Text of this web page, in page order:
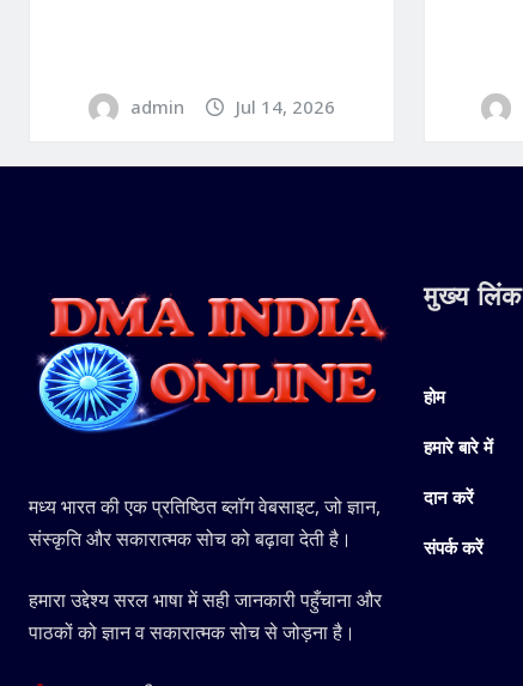
admin Jul 14, 2026
मध्य भारत की एक प्रतिष्ठित ब्लॉग वेबसाइट, जो ज्ञान,
संस्कृति और सकारात्मक सोच को बढ़ावा देती है।
हमारा उद्देश्य सरल भाषा में सही जानकारी पहुँचाना और
पाठकों को ज्ञान व सकारात्मक सोच से जोड़ना है।
मुख्य लिंक
होम
हमारे बारे में
दान करें
संपर्क करें